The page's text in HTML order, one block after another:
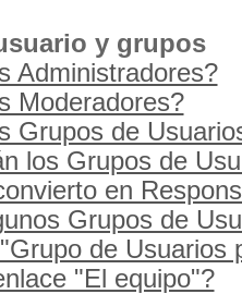
y grupos
Administradores?
Moderadores?
Grupos de
los Grupos de
en
Grupos de
de Usuarios
"El equipo"?